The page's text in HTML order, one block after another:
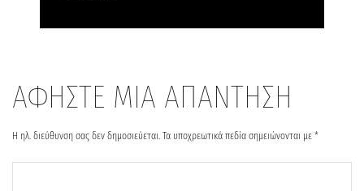
ΑΦΗΣΤΕ ΜΙΑ ΑΠΑΝΤΗΣΗ
Η ηλ. διεύθυνση σας δεν δημοσιεύεται. Τα υποχρεωτικά πεδία σημειώνονται με *